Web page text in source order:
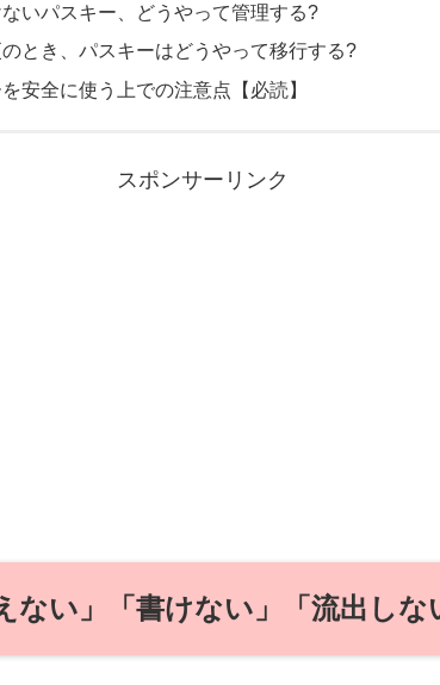
いパスキー、どうやって管理する?
とき、パスキーはどうやって移行する?
安全に使う上での注意点【必読】
スポンサーリンク
ない」「書けない」「流出しな